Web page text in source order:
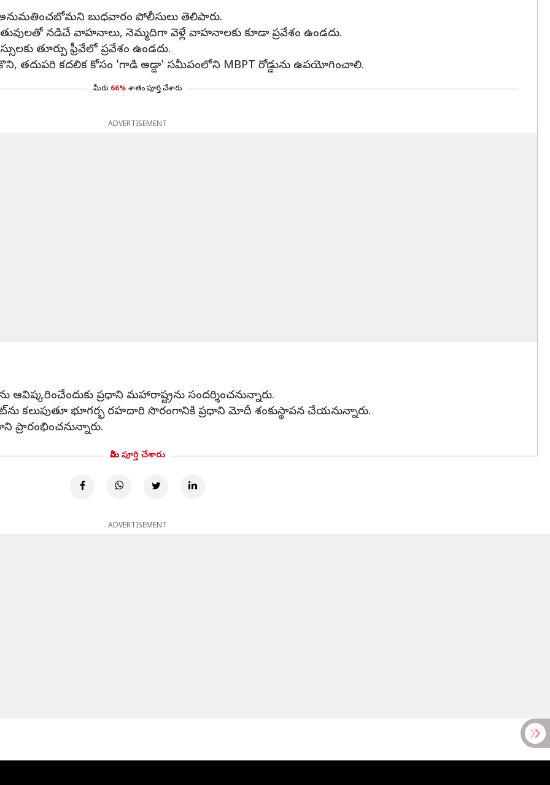
అనుమతించబోమని బుధవారం పోలీసులు తెలిపారు.
నడిచే వాహనాలు, నెమ్మదిగా వెళ్లే వాహనాలకు కూడా ప్రవేశం ఉండదు.
తూర్పు ఫ్రీవేలో ప్రవేశం ఉండదు.
తదుపరి కదలిక కోసం 'గాడి అడ్డా' సమీపంలోని MBPT రోడ్డును ఉపయోగించాలి.
మీరు 66% శాతం పూర్తి చేశారు
ADVERTISEMENT
ఆవిష్కరించేందుకు ప్రధాని మహారాష్ట్రను సందర్శించనున్నారు.
కలుపుతూ భూగర్భ రహదారి సొరంగానికి ప్రధాని మోదీ శంకుస్థాపన చేయనున్నారు.
మీరు పూర్తి చేశారు
ADVERTISEMENT